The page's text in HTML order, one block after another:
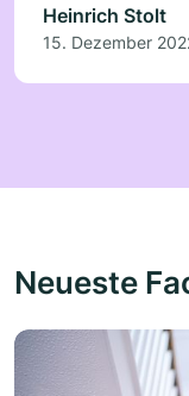
meine
Ein extrem
Heinrich Stolt
15. Dezember
Neueste